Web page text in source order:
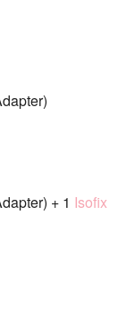
+ 1 Isofix